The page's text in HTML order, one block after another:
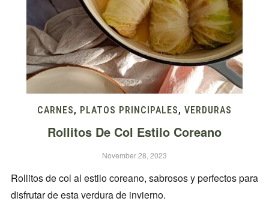
CARNES, PLATOS PRINCIPALES, VERDURAS
Rollitos De Col Estilo Coreano
November 28, 2023
Rollitos de col al estilo coreano, sabrosos y perfectos para
disfrutar de esta verdura de invierno.